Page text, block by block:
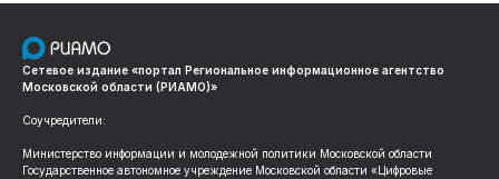
Сетевое издание «портал Региональное информационное агентство
Московской области (РИАМО)»
Соучредители:
Министерство информации и молодежной политики Московской области
Государственное автономное учреждение Московской области «Цифровые